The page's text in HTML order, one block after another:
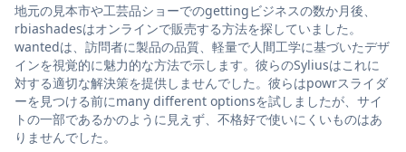
地元の見本市や工芸品ショーでのgettingビジネスの数か月後、
rbiashadesはオンラインで販売する方法を探していました。
wantedは、訪問者に製品の品質、軽量で人間工学に基づいたデザ
インを視覚的に魅力的な方法で示します。彼らのSyliusはこれに
対する適切な解決策を提供しませんでした。彼らはpowrスライダ
ーを見つける前にmany different optionsを試しましたが、サイ
トの一部であるかのように見えず、不格好で使いにくいものはあ
りませんでした。